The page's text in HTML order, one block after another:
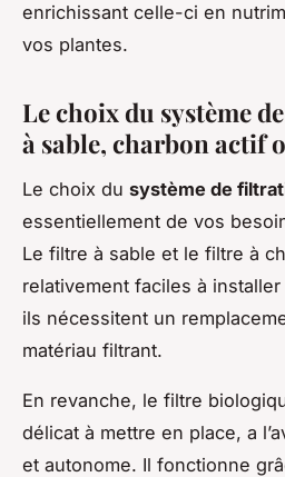
enrichissant celle-ci en
vos plantes.
Le choix du système
à sable, charbon actif
Le choix du système de
essentiellement de vos
Le filtre à sable et le filtre à
relativement faciles à
ils nécessitent un
matériau filtrant.
En revanche, le filtre
délicat à mettre en place, a
et autonome. Il fonctionne